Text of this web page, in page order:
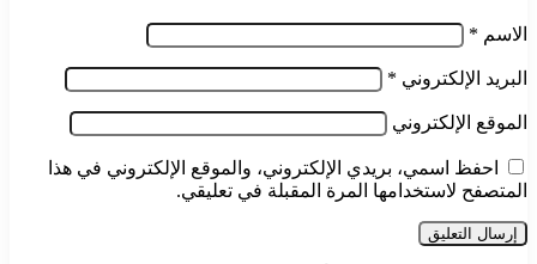
الاسم *
البريد الإلكتروني *
الموقع الإلكتروني
احفظ اسمي، بريدي الإلكتروني، والموقع الإلكتروني في هذا
المتصفح لاستخدامها المرة المقبلة في تعليقي.